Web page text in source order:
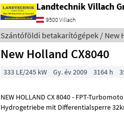
Landtechnik Villach
9500 Villach
Szántóföldi betakarítógépek / New
New Holland CX8040
333 LE/245 kW Gy. év 2009 3164 h
NEW HOLLAND CX 8040 - FPT-
Hydrogetriebe mit Differentialsperre